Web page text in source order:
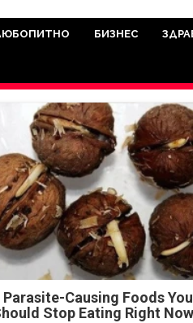
има
публикуват
БИЗНЕС
Parasite-Causing Foods You
Stop Eating Right Now